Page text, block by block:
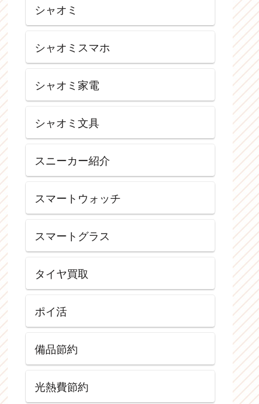
シャオミ
シャオミスマホ
シャオミ家電
シャオミ文具
スニーカー紹介
スマートウォッチ
スマートグラス
タイヤ買取
ポイ活
備品節約
光熱費節約